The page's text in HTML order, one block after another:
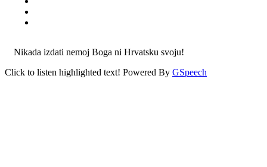
Nikada izdati nemoj Boga ni Hrvatsku svoju!
Click to listen highlighted text! Powered By GSpeech